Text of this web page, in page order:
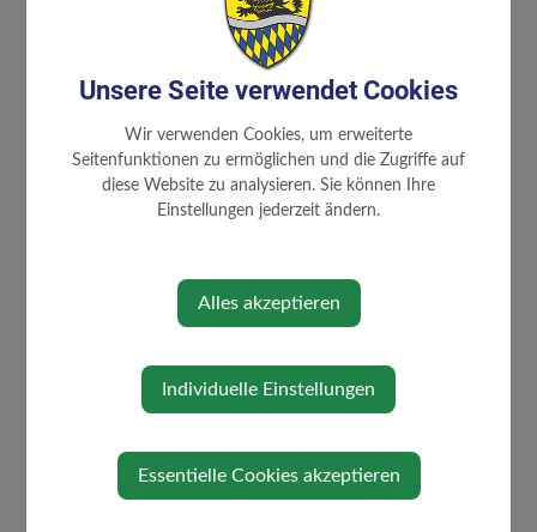
GEMEINDE
familienfreundliche Gemeinde
Über die Gemeinde
Politik
Unsere Seite verwendet Cookies
Wir verwenden Cookies, um erweiterte
Seitenfunktionen zu ermöglichen und die Zugriffe auf
diese Website zu analysieren. Sie können Ihre
Einstellungen jederzeit ändern.
Alles akzeptieren
Individuelle Einstellungen
Essentielle Cookies akzeptieren